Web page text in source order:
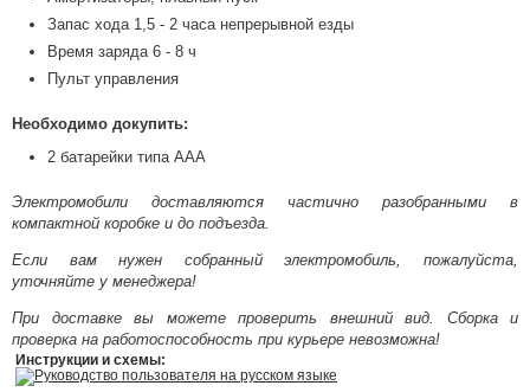
Запас хода 1,5 - 2 часа непрерывной езды
Время заряда 6 - 8 ч
Пульт управления
Необходимо докупить:
2 батарейки типа ААА
Электромобили доставляются частично разобранными в
компактной коробке и до подъезда.
Если вам нужен собранный электромобиль, пожалуйста,
уточняйте у менеджера!
При доставке вы можете проверить внешний вид. Сборка и
проверка на работоспособность при курьере невозможна!
Инструкции и схемы:
Руководство пользователя на русском языке